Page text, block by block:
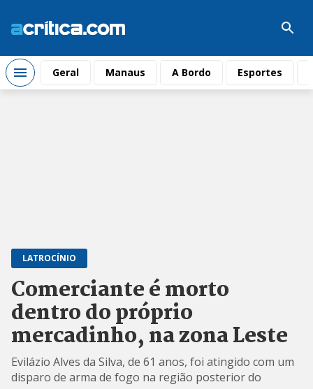
Geral Manaus A Bordo Esportes
LATROCÍNIO
Comerciante é morto
dentro do próprio
mercadinho, na zona Leste
Evilázio Alves da Silva, de 61 anos, foi atingido com um
disparo de arma de fogo na região posterior do